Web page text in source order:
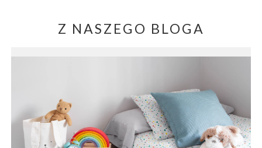
Z NASZEGO BLOGA